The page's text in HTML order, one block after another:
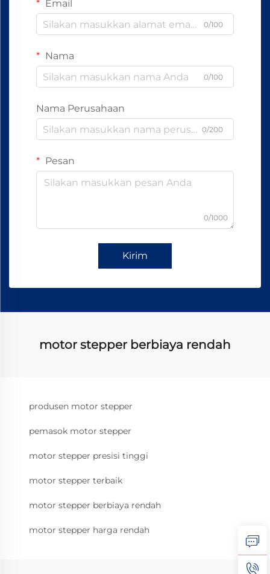
Email
0/100
Nama
0/100
Nama Perusahaan
0/200
Pesan
0/1000
Kirim
motor stepper berbiaya rendah
produsen motor stepper
pemasok motor stepper
motor stepper presisi tinggi
motor stepper terbaik
motor stepper berbiaya rendah
motor stepper harga rendah